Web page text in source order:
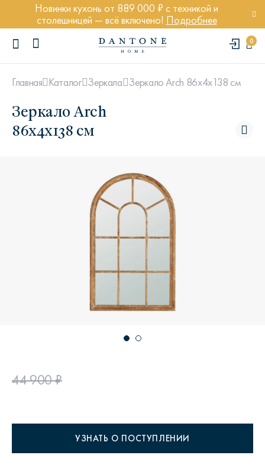
Новинки кухонь от 889 000 ₽ с техникой и
столешницей — всё включено! Подробнее
0
Главная Каталог Зеркала Зеркало Arch 86х4х138 см
Зеркало Arch
86х4х138 см
44 900 ₽
УЗНАТЬ О ПОСТУПЛЕНИИ